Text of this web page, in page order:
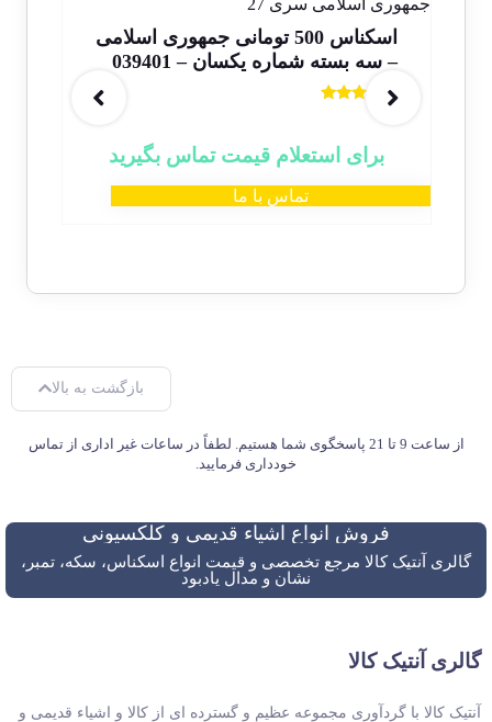
اسکناس 500 تومانی جمهوری اسلامی
– سه بسته شماره یکسان – 039401
برای استعلام قیمت تماس بگیرید
تماس با ما
بازگشت به بالا
از ساعت 9 تا 21 پاسخگوی شما هستیم. لطفاً در ساعات غیر اداری از تماس
خودداری فرمایید.
فروش انواع اشیاء قدیمی و کلکسیونی
گالری آنتیک کالا مرجع تخصصی و قیمت انواع اسکناس، سکه، تمبر،
نشان و مدال یادبود
گالری آنتیک کالا
آنتیک کالا با گردآوری مجموعه عظیم و گسترده ای از کالا و اشیاء قدیمی و